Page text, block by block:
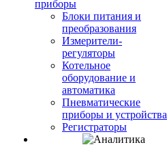
приборы
Блоки питания и
преобразования
Измерители-
регуляторы
Котельное
оборудование и
автоматика
Пневматические
приборы и устройства
Регистраторы